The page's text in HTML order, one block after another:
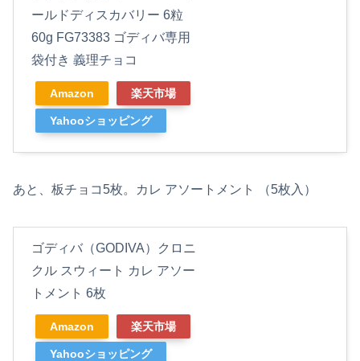
ールドディスカバリー 6粒
60g FG73383 ゴディバ専用
袋付き 義理チョコ
Amazon 楽天市場
Yahooショッピング
あと、板チョコ5枚。カレ アソートメント （5枚入）
ゴディバ（GODIVA）クロニ
クル スウィート カレ アソー
トメント 6枚
Amazon 楽天市場
Yahooショッピング